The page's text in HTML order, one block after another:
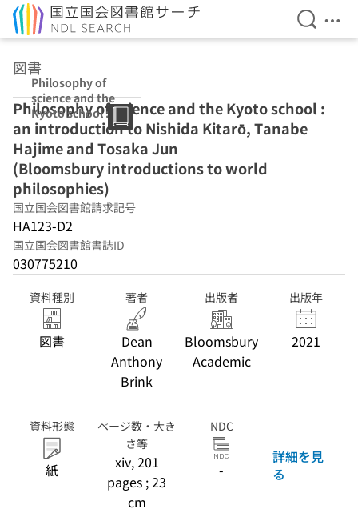
検索を
メ
図書
Philosophy of
science and the
Kyoto school :
an introduction
to Nishida
Kitarō, Tanabe
Hajime and
Tosaka Jun
(Bloomsbury
introductions to
world
philosophies)
Philosophy of science and the Kyoto school :
an introduction to Nishida Kitarō, Tanabe
Hajime and Tosaka Jun
(Bloomsbury introductions to world
philosophies)
国立国会図書館請求記号
HA123-D2
国立国会図書館書誌ID
030775210
資料種別
図書
著者
Dean
Anthony
Brink
出版者
Bloomsbury
Academic
出版年
2021
資料形態
紙
ページ数・大き
さ等
xiv, 201
pages ; 23
cm
NDC
-
詳細を見
る